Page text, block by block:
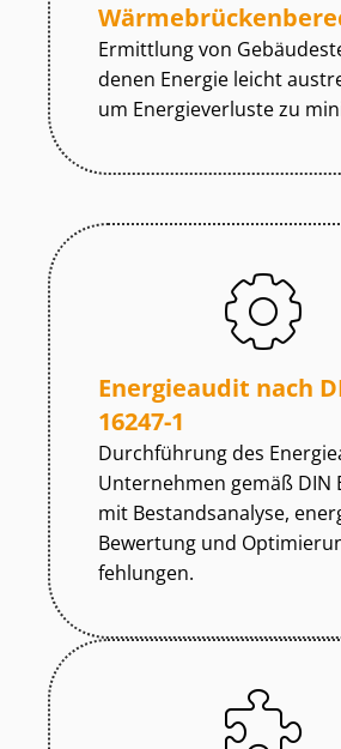
Ermittlung von
denen Energie leicht
um Energieverluste zu
Energieaudit nach
16247-1
Durchführung des
Unternehmen gemäß DIN
mit Bestandsanalyse,
Bewertung und
feh­lun­gen.